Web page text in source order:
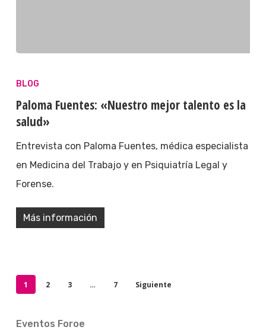
BLOG
Paloma Fuentes: «Nuestro mejor talento es la
salud»
Entrevista con Paloma Fuentes, médica especialista
en Medicina del Trabajo y en Psiquiatría Legal y
Forense.
Más información
1 2 3 … 7 Siguiente
Eventos Foroe